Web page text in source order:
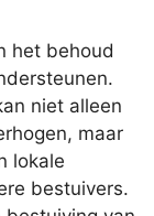
het behoud
niet alleen
maar
lokale
bestuivers.